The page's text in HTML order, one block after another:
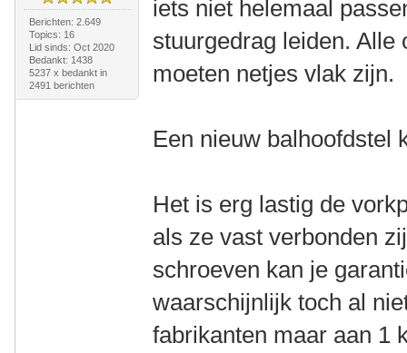
Berichten: 2.649
Topics: 16
Lid sinds: Oct 2020
Bedankt: 1438
5237 x bedankt in
2491 berichten
iets niet helemaal
stuurgedrag leiden. Alle
moeten netjes vlak zijn.
Een nieuw balhoofdstel
Het is erg lastig de
als ze vast verbonden
schroeven kan je
waarschijnlijk toch al
fabrikanten maar aan 1